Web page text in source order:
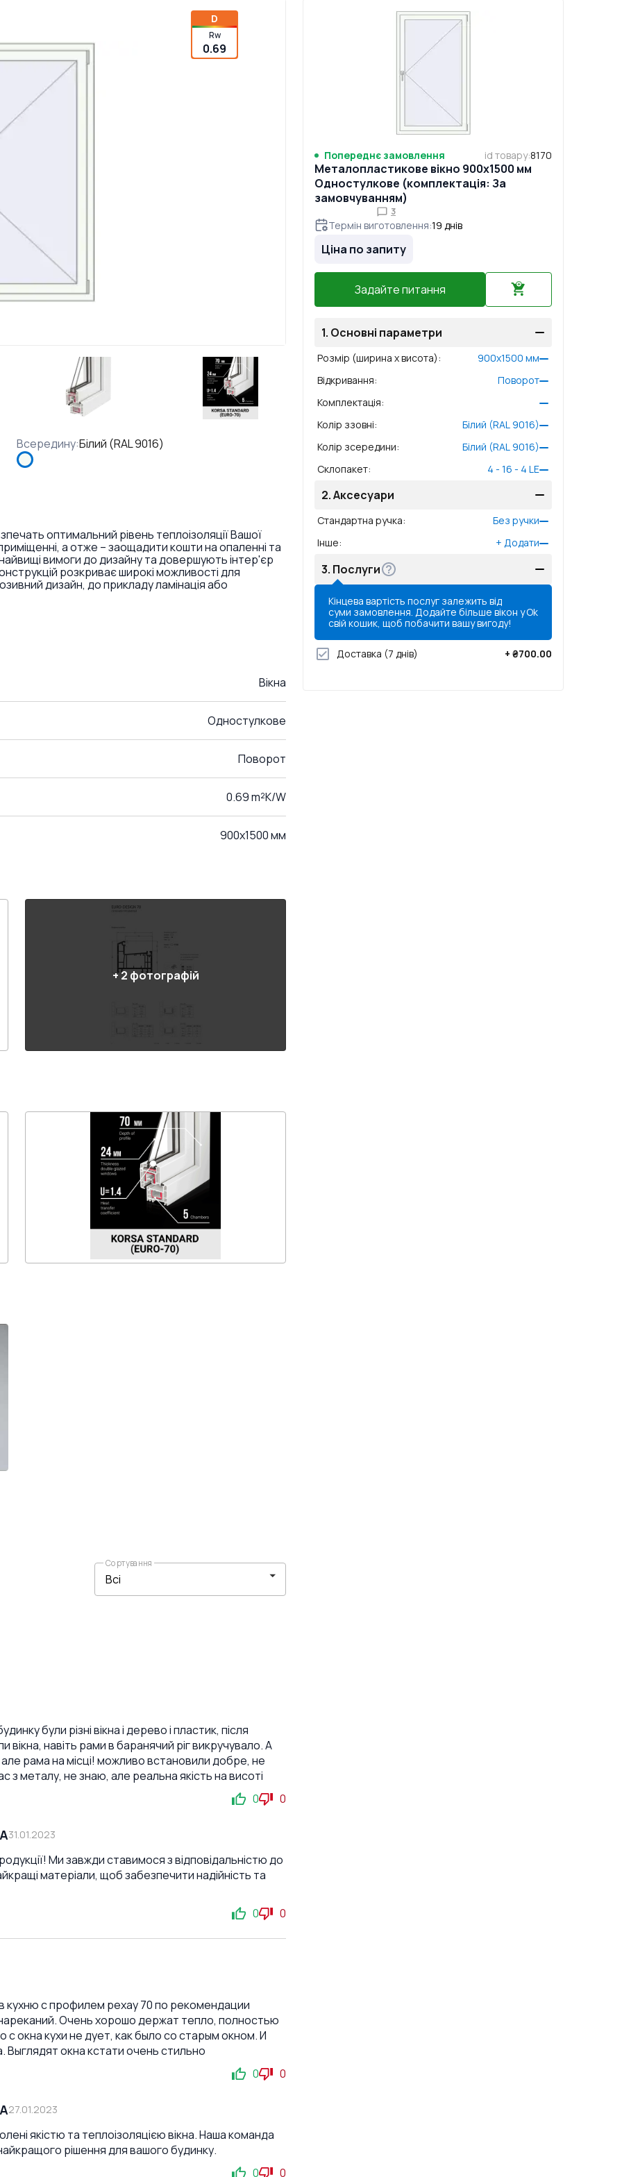
D
Rw
0.69
Всередину:Білий (RAL 9016)
оптимальний рівень теплоізоляції Вашої
а отже – заощадити кошти на опаленні та
вимоги до дизайну та довершують інтер'єр
розкриває широкі можливості для
дизайн, до прикладу ламінація або
Вікна
Одностулкове
Поворот
0.69 m²K/W
900x1500 мм
+2 фотографій
Сортування
були різні вікна і дерево і пластик, після
навіть рами в баранячий ріг викручувало. А
рама на місці! можливо встановили добре, не
металу, не знаю, але реальна якість на висоті
0
0
31.01.2023
Ми завжди ставимося з відповідальністю до
матеріали, щоб забезпечити надійність та
0 0
кухню с профилем рехау 70 по рекомендации
Очень хорошо держат тепло, полностью
окна кухи не дует, как было со старым окном. И
окна кстати очень стильно
0
0
27.01.2023
якістю та теплоізоляцією вікна. Наша команда
рішення для вашого будинку.
0
0
Попереднє замовлення id товару:8170
Металопластикове вікно 900x1500 мм
Одностулкове (комплектація: За
замовчуванням)
3
Термін виготовлення:19 днів
Ціна по запиту
Задайте питання
1. Основні параметри
Розмір (ширина x висота): 900x1500 мм
Відкривання:
Поворот
Комплектація:
Колір ззовні:
Білий (RAL 9016)
Колір зсередини:
Білий (RAL 9016)
Склопакет: 4 - 16 - 4 LE
2.Аксесуари
Стандартна ручка:
Без ручки
Інше: + Додати
3. Послуги
Кінцева вартість послуг залежить від
суми замовлення. Додайте більше вікон у
свій кошик, щоб побачити вашу вигоду!
Ok
Доставка (7 днів) + ₴700.00